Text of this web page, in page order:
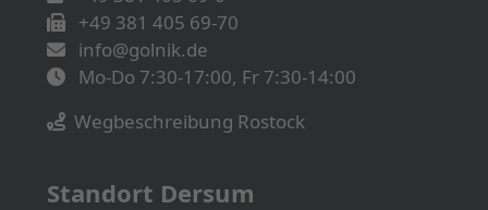
+49 381 405 69-70
info@golnik.de
Mo-Do 7:30-17:00, Fr 7:30-14:00
Wegbeschreibung Rostock
Standort Dersum